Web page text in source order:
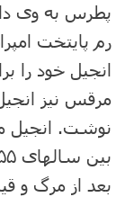
پطرس به وی
رم پایتخت
انجیل خود را
مرقس نیز
نوشت. انجیل
بعد از مرگ و